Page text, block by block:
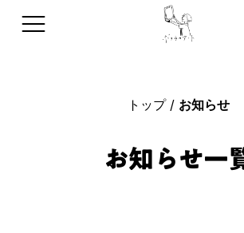
マイページへ
アーティストから
全てのアーティス
全ての美術史・芸
全てのジャンル
全ての原画の技法
全ての国・地域
全ての欧米
全ての作品の印象
全ての年代
全ての色
トップ お知らせ
お知らせ一